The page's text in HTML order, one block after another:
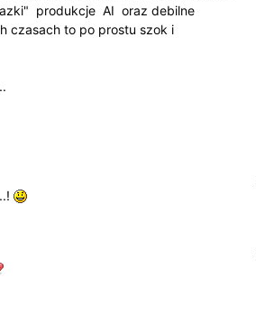
produkcje AI oraz debilne
czasach to po prostu szok i